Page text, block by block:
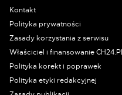
Kontakt
Polityka prywatności
Zasady korzystania z serwisu
Właściciel i finansowanie CH24.PL
Polityka korekt i poprawek
Polityka etyki redakcyjnej